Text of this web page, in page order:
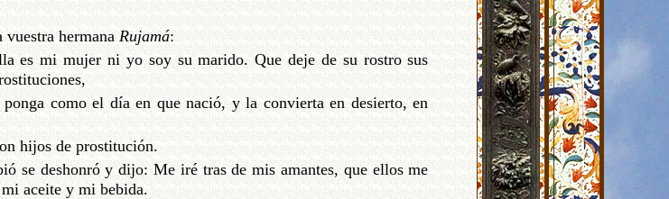
hermanaRujamá:
es mi mujer ni yo soy su marido. Que deje de su rostro sus
como el día en que nació, y la convierta en desierto, en
hijos de prostitución.
se deshonró y dijo: Me iré tras de mis amantes, que ellos me
aceite y mi bebida.